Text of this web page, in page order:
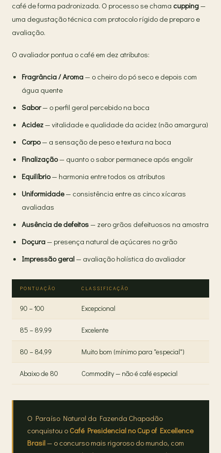
café de forma padronizada. O processo se chama cupping—
uma degustação técnica com protocolo rígido de preparo e
avaliação.
O avaliador pontua o café em dez atributos:
Fragrância / Aroma— o cheiro do pó seco e depois com
água quente
Sabor— o perfil geral percebido na boca
Acidez— vitalidade e qualidade da acidez (não amargura)
Corpo— a sensação de peso e textura na boca
Finalização— quanto o sabor permanece após engolir
Equilíbrio— harmonia entre todos os atributos
Uniformidade— consistência entre as cinco xícaras
avaliadas
Ausência de defeitos— zero grãos defeituosos na amostra
Doçura— presença natural de açúcares no grão
Impressão geral— avaliação holística do avaliador
PONTUAÇÃO CLASSIFICAÇÃO
90 – 100 Excepcional
85 – 89,99 Excelente
80 – 84,99 Muito bom (mínimo para "especial")
Abaixo de 80 Commodity — não é café especial
O Paraíso Natural da Fazenda Chapadão
conquistou o Café Presidencial no Cup of Excellence
Brasil— o concurso mais rigoroso do mundo, com